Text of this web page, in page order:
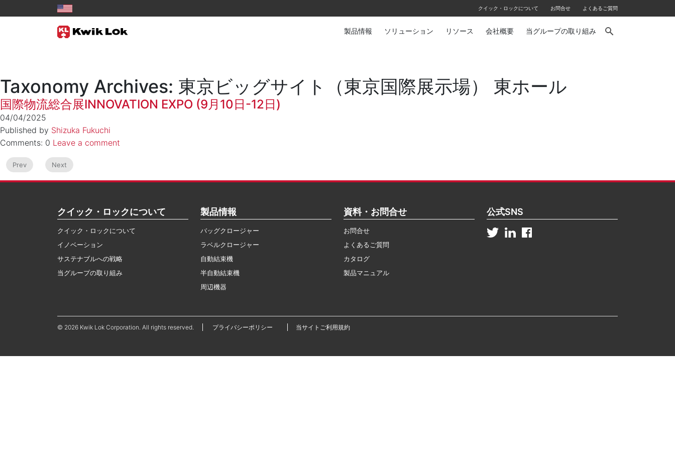
クイック・ロックについて お問合せ よくあるご質問
製品情報 ソリューション リソース 会社概要 当グループの取り組み
Taxonomy Archives: 東京ビッグサイト（東京国際展示場） 東ホール
国際物流総合展INNOVATION EXPO (9月10日-12日)
04/04/2025
Published by Shizuka Fukuchi
Comments: 0 Leave a comment
Prev Next
クイック・ロックについて
クイック・ロックについて
イノベーション
サステナブルへの戦略
当グループの取り組み
製品情報
バッグクロージャー
ラベルクロージャー
自動結束機
半自動結束機
周辺機器
資料・お問合せ
お問合せ
よくあるご質問
カタログ
製品マニュアル
公式SNS
© 2026 Kwik Lok Corporation. All rights reserved. プライバシーポリシー 当サイトご利用規約